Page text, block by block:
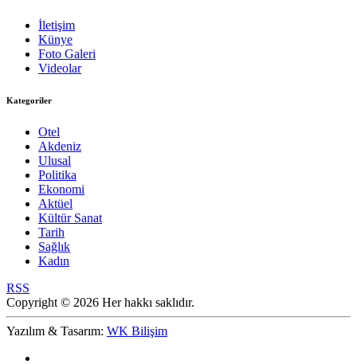
İletişim
Künye
Foto Galeri
Videolar
Kategoriler
Otel
Akdeniz
Ulusal
Politika
Ekonomi
Aktüel
Kültür Sanat
Tarih
Sağlık
Kadın
RSS
Copyright © 2026 Her hakkı saklıdır.
Yazılım & Tasarım: WK Bilişim